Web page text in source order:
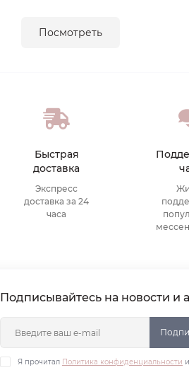
Посмотреть
Быстрая
доставка
Экспресс
доставка за 24
часа
Подписывайтесь на новости и
Я прочитал Политика конфиденциальности